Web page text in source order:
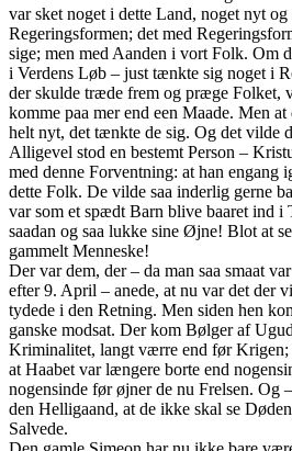
var sket noget i dette Land, noget nyt
Regeringsformen; det med
sige; men med Aanden i vort Folk. Om
i Verdens Løb – just tænkte sig noget i
der skulde træde frem og præge Folket,
komme paa mer end een Maade. Men
helt nyt, det tænkte de sig. Og det vilde
Alligevel stod en bestemt Person –
med denne Forventning: at han engang
dette Folk. De vilde saa inderlig gerne
var som et spædt Barn blive baaret ind i
saadan og saa lukke sine Øjne! Blot at
gammelt Menneske!
Der var dem, der – da man saa smaat
efter 9. April – anede, at nu var det der
tydede i den Retning. Men siden hen
ganske modsat. Der kom Bølger af
Kriminalitet, langt værre end før Krigen;
at Haabet var længere borte end
nogensinde før øjner de nu Frelsen. Og
den Helligaand, at de ikke skal se
Salvede.